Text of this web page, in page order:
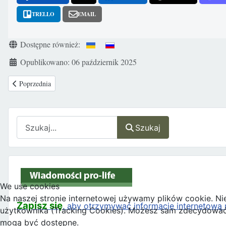
Szukaj
Zapisz się, aby otrzymywać informację
TRELLO EMAIL
Szczegóły
Dostępne również:
Opublikowano: 06 październik 2025
Poprzednia strona: Niepełnosprawny Kanadyjczyk chce żyć, szpital
Poprzednia
We use cookies
Na naszej stronie internetowej używamy plików cookie.
użytkownika (Tracking Cookies). Możesz sam
mogą być dostępne.